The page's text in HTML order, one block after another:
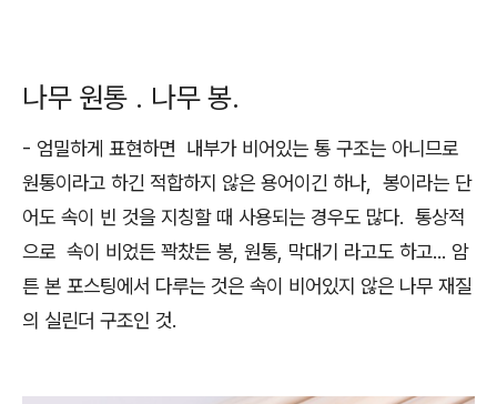
나무 원통 . 나무 봉.
- 엄밀하게 표현하면 내부가 비어있는 통 구조는 아니므로
원통이라고 하긴 적합하지 않은 용어이긴 하나, 봉이라는 단
어도 속이 빈 것을 지칭할 때 사용되는 경우도 많다. 통상적
으로 속이 비었든 꽉찼든 봉, 원통, 막대기 라고도 하고... 암
튼 본 포스팅에서 다루는 것은 속이 비어있지 않은 나무 재질
의 실린더 구조인 것.